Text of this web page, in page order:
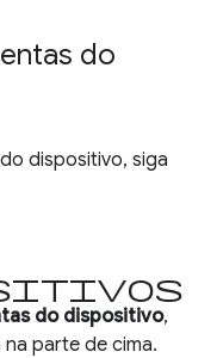
do
dispositivo, siga
do dispositivo,
parte de cima.